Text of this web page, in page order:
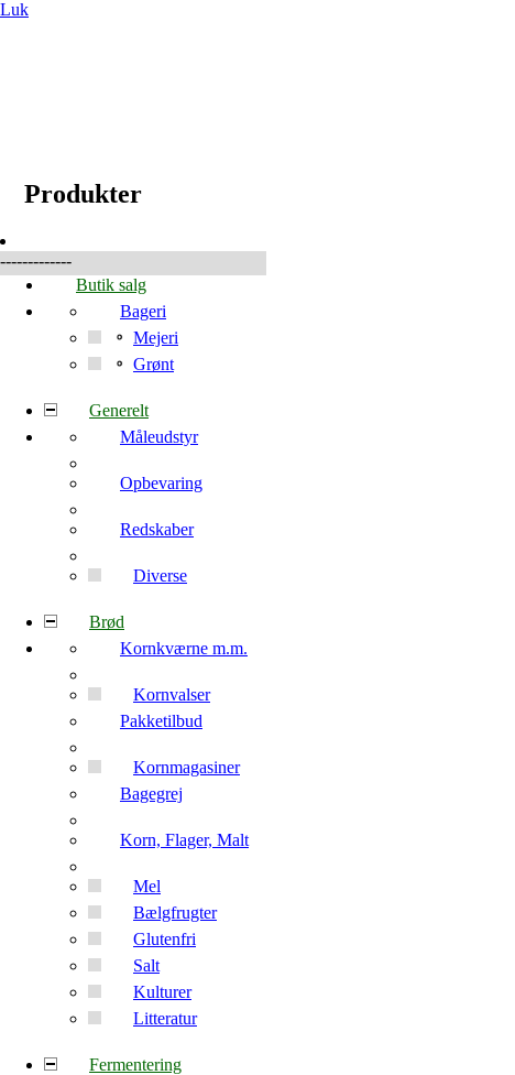
Luk
Produkter
-------------
Butik salg
Bageri
Mejeri
Grønt
Generelt
Måleudstyr
Opbevaring
Redskaber
Diverse
Brød
Kornkværne m.m.
Kornvalser
Pakketilbud
Kornmagasiner
Bagegrej
Korn, Flager, Malt
Mel
Bælgfrugter
Glutenfri
Salt
Kulturer
Litteratur
Fermentering